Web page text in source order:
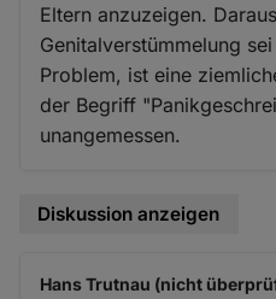
Eltern anzuzeigen.
Genitalverstümmelung
Problem, ist eine
der Begriff
unangemessen.
Diskussion anzeigen
Hans Trutnau (nicht